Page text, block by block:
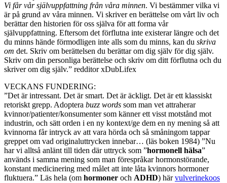
Vi får vår självuppfattning från våra minnen. Vi bestämmer vilka vi
är på grund av våra minnen. Vi skriver en berättelse om vårt liv och
berättar den historien för oss själva för att forma vår
självuppfattning. Eftersom det förflutna inte existerar längre och det
du minns hände förmodligen inte alls som du minns, kan du skriva
om det. Skriv om berättelsen du berättar om dig själv för dig själv.
Skriv om din personliga berättelse och skriv om ditt förflutna och du
skriver om dig själv.” redditor xDubLifex
VECKANS FUNDERING:
”Det är intressant. Det är smart. Det är äckligt. Det är ett klassiskt
retoriskt grepp. Adoptera buzz words som man vet attraherar
kvinnor/patienter/konsumenter som känner ett visst motstånd mot
industrin, och sätt orden i en ny kontext/ge dem en ny mening så att
kvinnorna får intryck av att vara hörda och så småningom tappar
greppet om vad originaluttrycken innebar… (läs boken 1984) ”Nu
har vi alltså anlänt till tiden där uttryck som ”hormonell hälsa”
används i samma mening som man förespråkar hormonstörande,
konstant medicinering med målet att inte låta kvinnors hormoner
fluktuera.” Läs hela (om hormoner och ADHD) härvulverinekoos